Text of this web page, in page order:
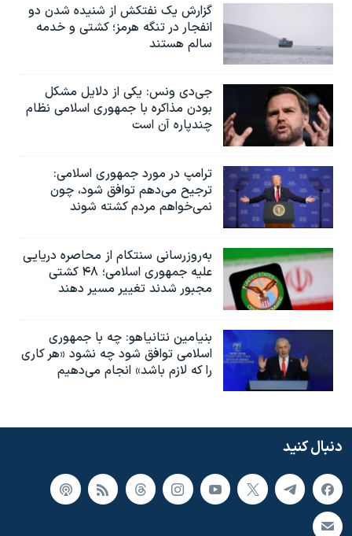
گزارش یک نفتکش از شنیده شدن دو
انفجار در تنگه هرمز؛ کشتی و خدمه
سالم هستند
جی‌دی ونس: یکی از دلایل مشکل
بودن مذاکره با جمهوری اسلامی نظام
چندپاره آن است
ترامپ در مورد جمهوری اسلامی:
ترجیح می‌دهم توافق شود، چون
نمی‌خواهم مردم کشته شوند
به‌روزرسانی سنتکام از محاصره دریایی
علیه جمهوری اسلامی؛ ۴۸ کشتی
مجبور شدند تغییر مسیر دهند
بنیامین نتانیاهو: چه با جمهوری
اسلامی توافق شود چه نشود «هر کاری
را که لازم باشد» انجام می‌دهیم
دنبال کنید